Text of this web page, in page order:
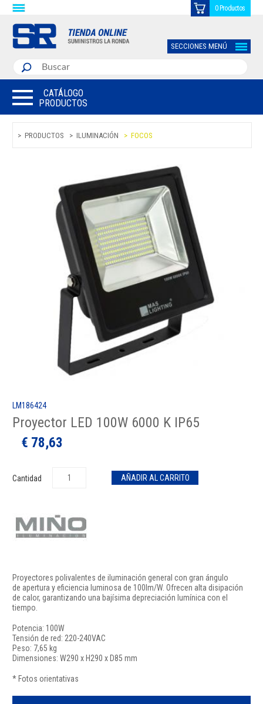
0 Productos
SECCIONES MENÚ
CATÁLOGO
PRODUCTOS
PRODUCTOS ILUMINACIÓN FOCOS
LM186424
Proyector LED 100W 6000 K IP65
€ 78,63
Cantidad
Proyectores polivalentes de iluminación general con gran ángulo
de apertura y eficiencia luminosa de 100lm/W. Ofrecen alta disipación
de calor, garantizando una bajísima depreciación lumínica con el
tiempo.
Potencia: 100W
Tensión de red: 220-240VAC
Peso: 7,65 kg
Dimensiones: W290 x H290 x D85 mm
* Fotos orientativas